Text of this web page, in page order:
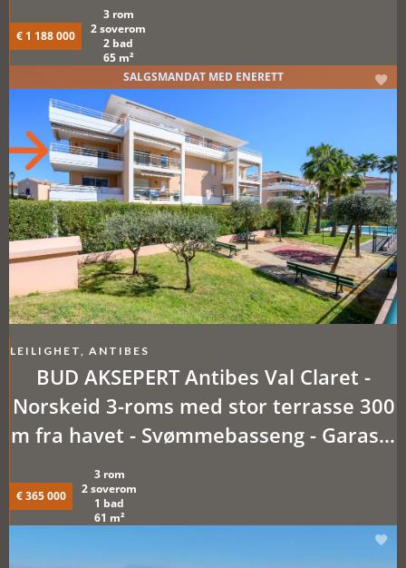
€ 1 188 000
3 rom
2 soverom
2 bad
65 m²
LEILIGHET, ANTIBES
BUD AKSEPERT Antibes Val Claret -
Norskeid 3-roms med stor terrasse 300
m fra havet - Svømmebasseng - Garasje
€ 365 000
3 rom
2 soverom
1 bad
61 m²
SALGSMANDAT MED ENERETT